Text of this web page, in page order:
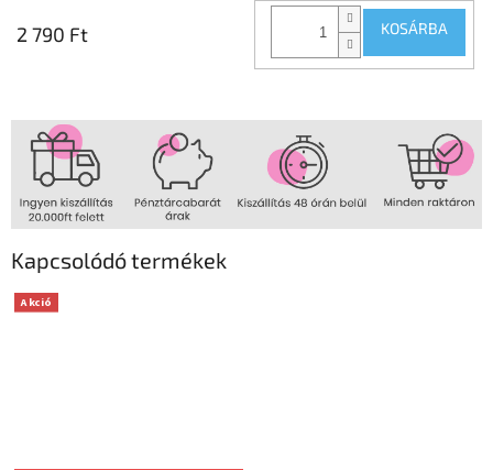
Kapcsolódó termékek
Akció
2 790 Ft KOSÁRBA